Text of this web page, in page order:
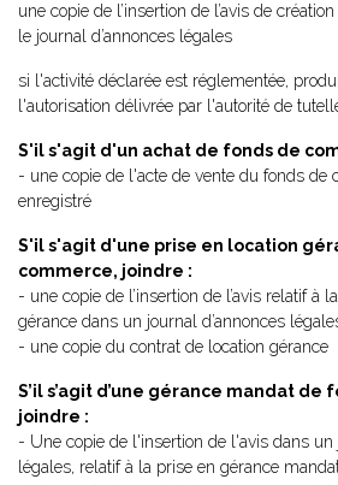
une copie de l’insertion de l’avis de
le journal d’annonces légales
si l'activité déclarée est réglementée,
l'autorisation délivrée par l'autorité de
S'il s'agit d'un achat de fonds de
- une copie de l'acte de vente du fonds de
enregistré
S'il s'agit d'une prise en location
commerce, joindre :
- une copie de l’insertion de l’avis relatif à
gérance dans un journal d’annonces
- une copie du contrat de location gérance
S’il s’agit d’une gérance mandat de
joindre :
- Une copie de l'insertion de l'avis dans un
légales, relatif à la prise en gérance